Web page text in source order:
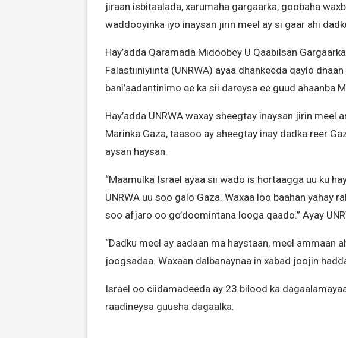
jiraan isbitaalada, xarumaha gargaarka, goobaha
waddooyinka iyo inaysan jirin meel ay si gaar ahi
Hay’adda Qaramada Midoobey U Qaabilsan
Falastiiniyiinta (UNRWA) ayaa dhankeeda qaylo
bani’aadantinimo ee ka sii dareysa ee guud ahaanba
Hay’adda UNRWA waxay sheegtay inaysan jirin meel
Marinka Gaza, taasoo ay sheegtay inay dadka reer
aysan haysan.
“Maamulka Israel ayaa sii wado is hortaagga uu ku
UNRWA uu soo galo Gaza. Waxaa loo baahan yahay
soo afjaro oo go’doomintana looga qaado.” Ayay
“Dadku meel ay aadaan ma haystaan, meel ammaan
joogsadaa. Waxaan dalbanaynaa in xabad joojin
Israel oo ciidamadeeda ay 23 bilood ka
raadineysa guusha dagaalka.